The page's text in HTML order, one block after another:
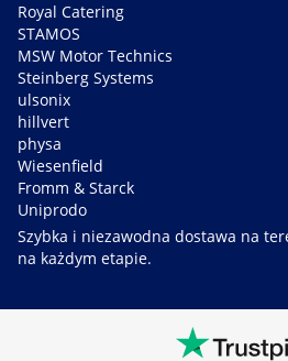
Royal Catering
STAMOS
MSW Motor Technics
Steinberg Systems
ulsonix
hillvert
physa
Wiesenfield
Fromm & Starck
Uniprodo
Szybka i niezawodna dostawa na
na każdym etapie.